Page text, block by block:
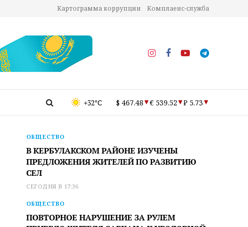
Картограмма коррупции Комплаенс-служба
+32°C $ 467.48 € 539.52 ₽ 5.73
ОБЩЕСТВО
В КЕРБУЛАКСКОМ РАЙОНЕ ИЗУЧЕНЫ
ПРЕДЛОЖЕНИЯ ЖИТЕЛЕЙ ПО РАЗВИТИЮ
СЕЛ
СЕГОДНЯ В 17:36
ОБЩЕСТВО
ПОВТОРНОЕ НАРУШЕНИЕ ЗА РУЛЕМ